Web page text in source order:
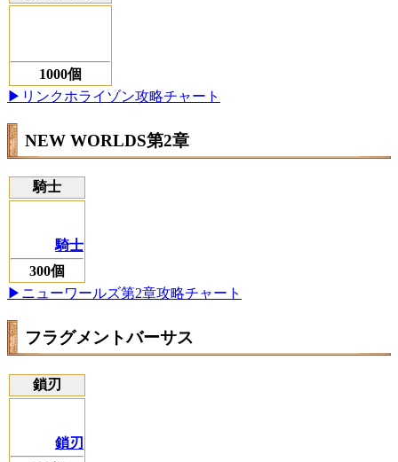
1000個
▶リンクホライゾン攻略チャート
NEW WORLDS第2章
騎士
騎士
300個
▶ニューワールズ第2章攻略チャート
フラグメントバーサス
鎖刃
鎖刃